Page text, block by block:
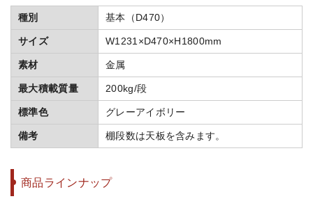
種別 基本（D470）
サイズ W1231×D470×H1800mm
素材 金属
最大積載質量 200kg/段
標準色 グレーアイボリー
備考 棚段数は天板を含みます。
商品ラインナップ